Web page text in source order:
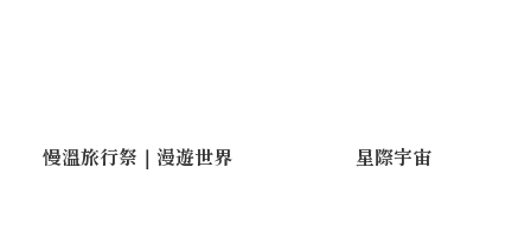
慢溫旅行祭｜漫遊世界 星際宇宙